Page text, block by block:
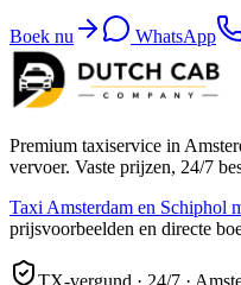
Boek nu WhatsApp
Premium taxiservice in
vervoer. Vaste prijzen, 24/7
Taxi Amsterdam en Schiphol
prijsvoorbeelden en directe
TX-vergund · 24/7 ·